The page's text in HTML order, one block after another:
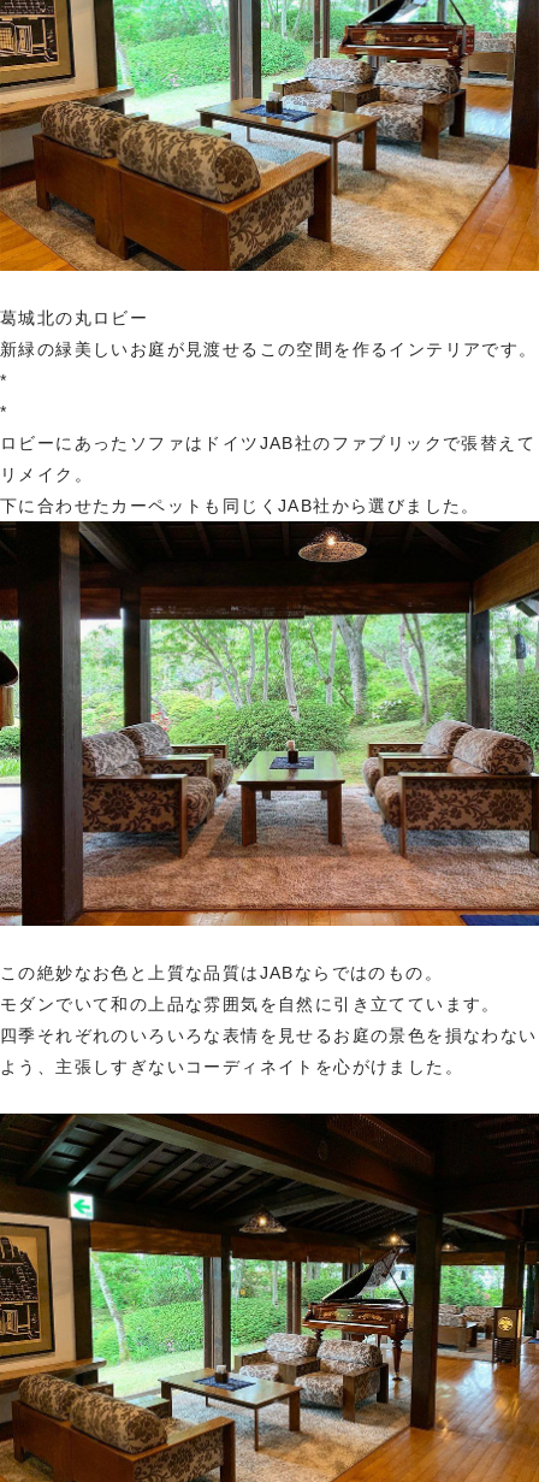
葛城北の丸ロビー
新緑の緑美しいお庭が見渡せるこの空間を作るインテリアです。
*
*
ロビーにあったソファはドイツJAB社のファブリックで張替えて
リメイク。
下に合わせたカーペットも同じくJAB社から選びました。
この絶妙なお色と上質な品質はJABならではのもの。
モダンでいて和の上品な雰囲気を自然に引き立てています。
四季それぞれのいろいろな表情を見せるお庭の景色を損なわない
よう、主張しすぎないコーディネイトを心がけました。